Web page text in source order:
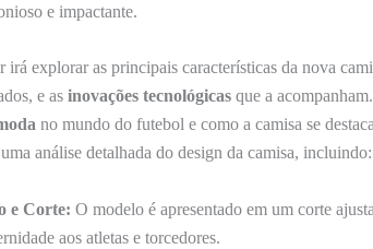
e impactante.
irá explorar as principais características da nova
e as inovações tecnológicas que a
no mundo do futebol e como a camisa se
análise detalhada do design da camisa, incluindo:
e Corte: O modelo é apresentado em um corte
aos atletas e torcedores.